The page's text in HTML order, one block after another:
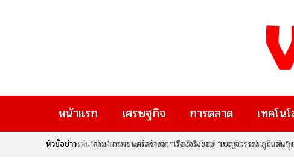
หน้าแรก เศรษฐกิจ การตลาด เทคโน
หัวข้อข่าว
“ล่าม” ภาพยนตร์สร้างจากเรื่องจริงของ “เบญจวรรณ ภูมิแสน